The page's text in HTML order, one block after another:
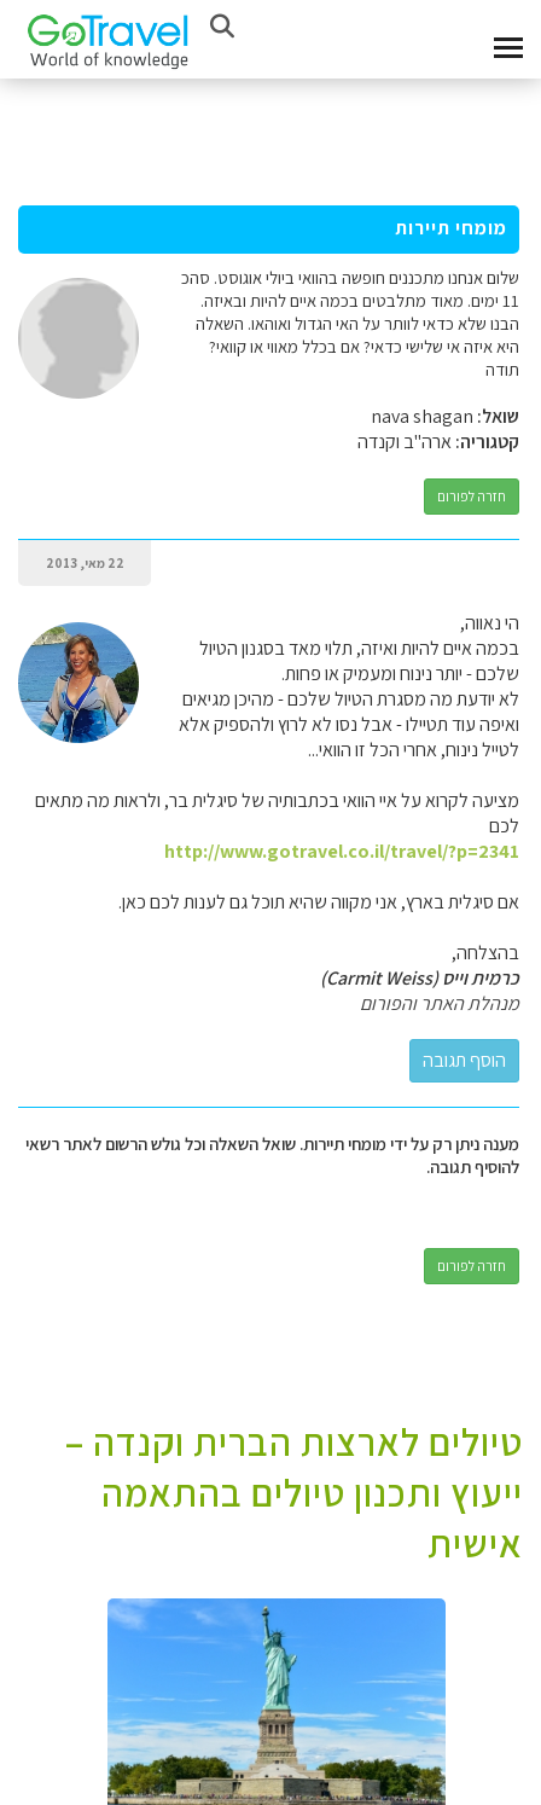
מומחי תיירות
שלום אנחנו מתכננים חופשה בהוואי ביולי אוגוסט. סהכ
11 ימים. מאוד מתלבטים בכמה איים להיות ובאיזה.
הבנו שלא כדאי לוותר על האי הגדול ואוהאו. השאלה
היא איזה אי שלישי כדאי? אם בכלל מאווי או קוואי?
תודה
שואל:
קטגוריה:ארה"ב וקנדה
חזרה לפורום
22 מאי, 2013
הי נאווה,
בכמה איים להיות ואיזה, תלוי מאד בסגנון הטיול
שלכם - יותר נינוח ומעמיק או פחות.
לא יודעת מה מסגרת הטיול שלכם - מהיכן מגיאים
ואיפה עוד תטיילו - אבל נסו לא לרוץ ולהספיק אלא
לטייל נינוח, אחרי הכל זו הוואי...
מציעה לקרוא על איי הוואי בכתבותיה של סיגלית בר, ולראות מה מתאים
לכם
http://www.gotravel.co.il/travel/?p=2341
אם סיגלית בארץ, אני מקווה שהיא תוכל גם לענות לכם כאן.
בהצלחה,
כרמית וייס (Carmit Weiss)
מנהלת האתר והפורום
מענה ניתן רק על ידי מומחי תיירות. שואל השאלה וכל גולש הרשום לאתר רשאי
להוסיף תגובה.
חזרה לפורום
טיולים לארצות הברית וקנדה –
ייעוץ ותכנון טיולים בהתאמה
אישית